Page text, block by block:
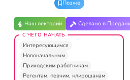
Позже
Наш лекторий Сделано в
С ЧЕГО НАЧАТЬ
Интересующимся
Новоначальным
Приходским работникам
Регентам, певчим, клирошанам